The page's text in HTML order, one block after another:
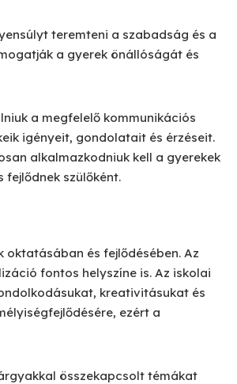
teremteni a szabadság és a
a gyerek önállóságát és
a megfelelő kommunikációs
igényeit, gondolatait és érzéseit.
alkalmazkodniuk kell a gyerekek
fejlődnek szülőként.
oktatásában és fejlődésében. Az
fontos helyszíne is. Az iskolai
kreativitásukat és
ezért a
összekapcsolt témákat